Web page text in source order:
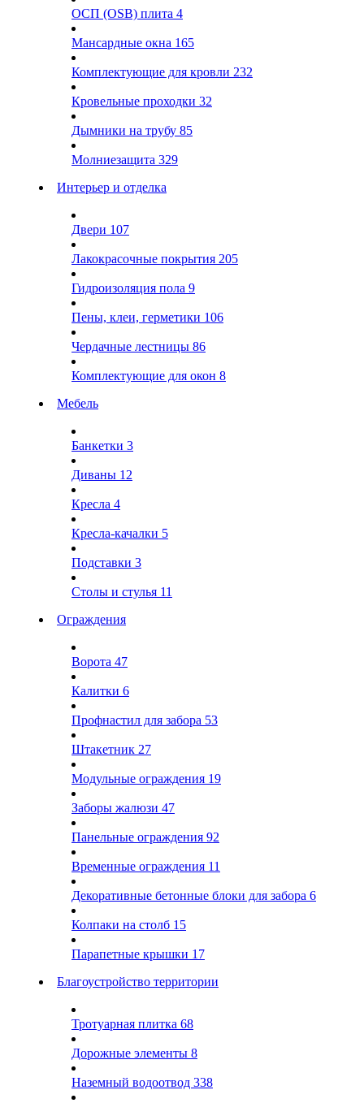
ОСП (OSB) плита 4
Мансардные окна 165
Комплектующие для кровли 232
Кровельные проходки 32
Дымники на трубу 85
Молниезащита 329
Интерьер и отделка
Двери 107
Лакокрасочные покрытия 205
Гидроизоляция пола 9
Пены, клеи, герметики 106
Чердачные лестницы 86
Комплектующие для окон 8
Мебель
Банкетки 3
Диваны 12
Кресла 4
Кресла-качалки 5
Подставки 3
Столы и стулья 11
Ограждения
Ворота 47
Калитки 6
Профнастил для забора 53
Штакетник 27
Модульные ограждения 19
Заборы жалюзи 47
Панельные ограждения 92
Временные ограждения 11
Декоративные бетонные блоки для забора 6
Колпаки на столб 15
Парапетные крышки 17
Благоустройство территории
Тротуарная плитка 68
Дорожные элементы 8
Наземный водоотвод 338